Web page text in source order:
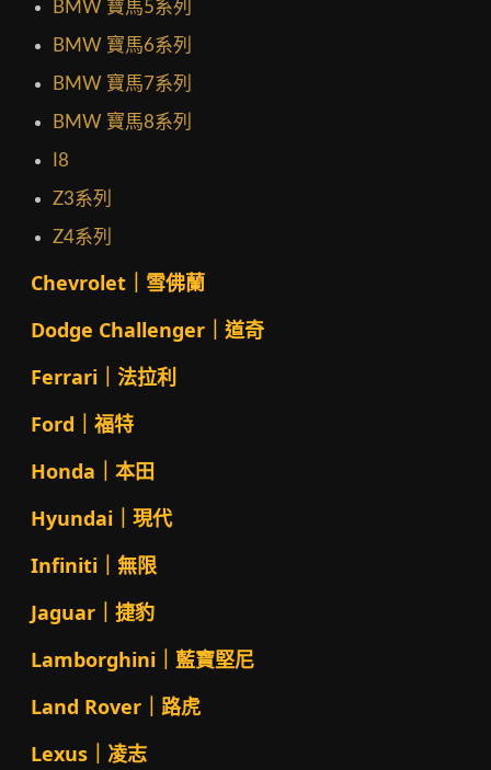
BMW 寶馬5系列
BMW 寶馬6系列
BMW 寶馬7系列
BMW 寶馬8系列
I8
Z3系列
Z4系列
Chevrolet｜雪佛蘭
Dodge Challenger｜道奇
Ferrari｜法拉利
Ford｜福特
Honda｜本田
Hyundai｜現代
Infiniti｜無限
Jaguar｜捷豹
Lamborghini｜藍寶堅尼
Land Rover｜路虎
Lexus｜凌志